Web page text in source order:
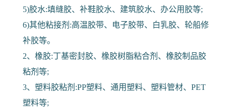
5)胶水:填缝胶、补鞋胶水、建筑胶水、办公用胶等;
6)其他粘接剂:高温胶带、电子胶带、白乳胶、轮船修
补胶等。
2、橡胶:丁基密封胶、橡胶树脂粘合剂、橡胶制品胶
粘剂等;
3、塑料胶粘剂:PP塑料、通用塑料、塑料管材、PET
塑料等;